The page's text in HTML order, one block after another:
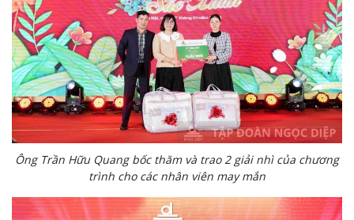
Ông Trần Hữu Quang bốc thăm và trao 2 giải nhì của chương
trình cho các nhân viên may mắn